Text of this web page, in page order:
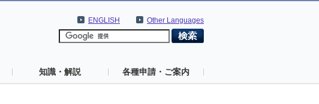
Other Languages
ENGLISH
知識・解説 各種申請・ご案内